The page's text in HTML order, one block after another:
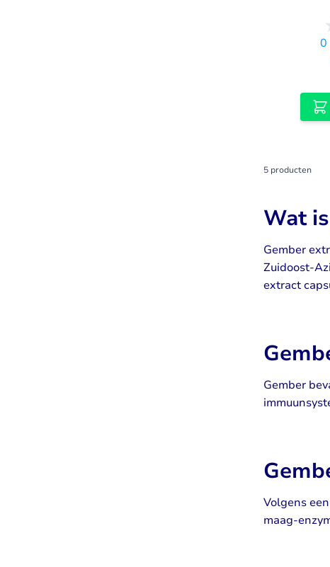
0
5 producten
Wat
Gember
Zuidoost-
extract
Gember
Volgens
maag-